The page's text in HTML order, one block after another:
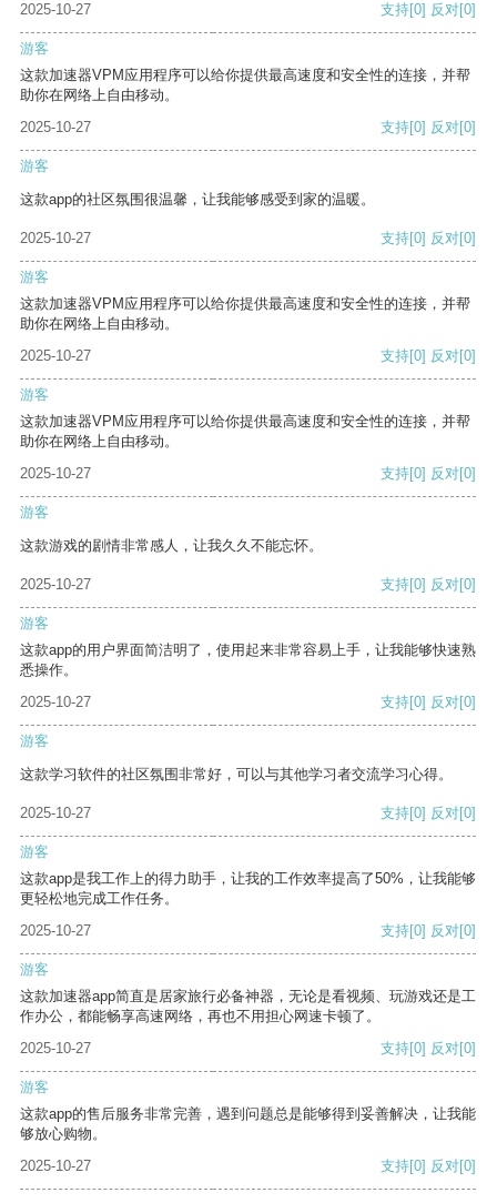
2025-10-27
支持[0] 反对[0]
游客
这款加速器VPM应用程序可以给你提供最高速度和安全性的连接，并帮
助你在网络上自由移动。
2025-10-27
支持[0] 反对[0]
游客
这款app的社区氛围很温馨，让我能够感受到家的温暖。
2025-10-27 支持[0] 反对[0]
游客
这款加速器VPM应用程序可以给你提供最高速度和安全性的连接，并帮
助你在网络上自由移动。
2025-10-27
支持[0] 反对[0]
游客
这款加速器VPM应用程序可以给你提供最高速度和安全性的连接，并帮
助你在网络上自由移动。
2025-10-27
支持[0] 反对[0]
游客
这款游戏的剧情非常感人，让我久久不能忘怀。
2025-10-27 支持[0] 反对[0]
游客
这款app的用户界面简洁明了，使用起来非常容易上手，让我能够快速熟
悉操作。
2025-10-27
支持[0] 反对[0]
游客
这款学习软件的社区氛围非常好，可以与其他学习者交流学习心得。
2025-10-27 支持[0] 反对[0]
游客
这款app是我工作上的得力助手，让我的工作效率提高了50%，让我能够
更轻松地完成工作任务。
2025-10-27
支持[0] 反对[0]
游客
这款加速器app简直是居家旅行必备神器，无论是看视频、玩游戏还是工
作办公，都能畅享高速网络，再也不用担心网速卡顿了。
2025-10-27
支持[0] 反对[0]
游客
这款app的售后服务非常完善，遇到问题总是能够得到妥善解决，让我能
够放心购物。
2025-10-27
支持[0] 反对[0]